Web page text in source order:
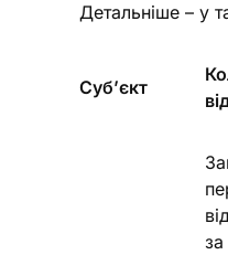
Детальніше – у
Суб’єкт
за